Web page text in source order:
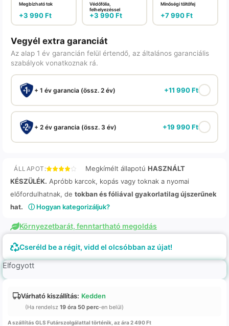
Megbízható tok
+3 990Ft
Védőfólia,
felhelyezéssel
+3 990Ft
Minőségi töltőfej
+7 990Ft
Vegyél extra garanciát
Az alap 1 év garancián felül értendő, az általános garanciális
szabályok vonatkoznak rá.
+ 1 év garancia (össz. 2 év) +11 990Ft
+ 2 év garancia (össz. 3 év) +19 990Ft
ÁLLAPOT: Megkímélt állapotú HASZNÁLT
KÉSZÜLÉK. Apróbb karcok, kopás vagy toknak a nyomai
előfordulhatnak, de tokban és fóliával gyakorlatilag újszerűnek
hat.
ⓘ Hogyan kategorizáljuk?
Környezetbarát, fenntartható megoldás
Cseréld be a régit, vidd el olcsóbban az újat!
Elfogyott
Várható kiszállítás: Kedden
(Ha rendelsz 19 óra 50 perc-en belül)
A szállítás GLS Futárszolgálattal történik, az ára 2 490 Ft